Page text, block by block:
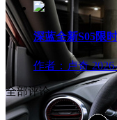
深蓝全新S05限
作者：卢奇
全部评论